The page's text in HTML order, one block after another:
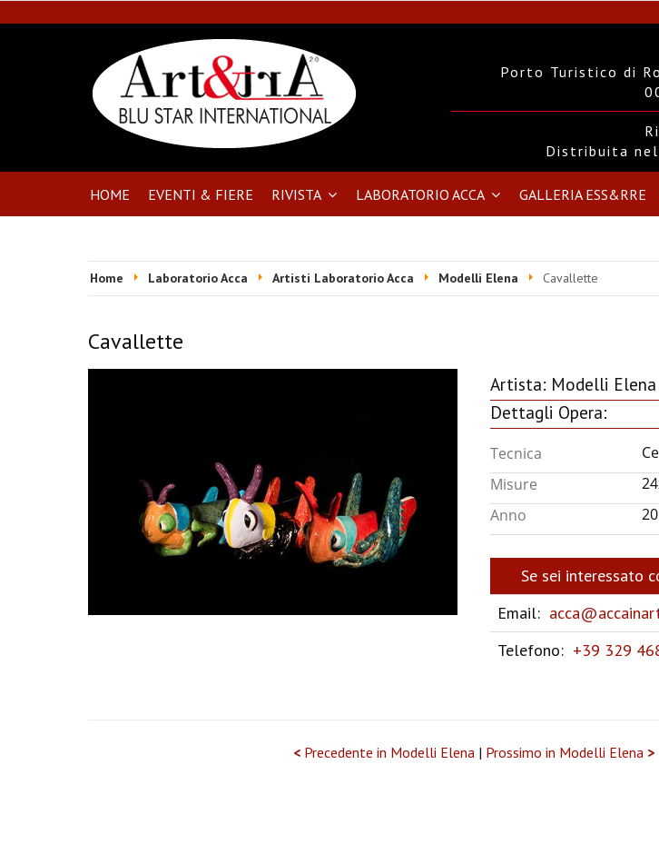
Porto Turistico di
Distribuita
HOME EVENTI & FIERE RIVISTA LABORATORIO ACCA GALLERIA ESS&RRE
Home Laboratorio Acca Artisti Laboratorio Acca Modelli Elena Cavallette
Cavallette
Artista: Modelli Elena
Dettagli Opera:
Tecnica
Misure
Anno
Se sei interessato
Email:
Telefono: +39 329
< Precedente in Modelli Elena | Prossimo in Modelli Elena >